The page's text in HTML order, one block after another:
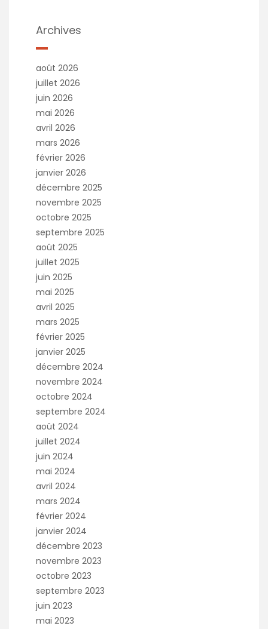
Archives
août 2026
juillet 2026
juin 2026
mai 2026
avril 2026
mars 2026
février 2026
janvier 2026
décembre 2025
novembre 2025
octobre 2025
septembre 2025
août 2025
juillet 2025
juin 2025
mai 2025
avril 2025
mars 2025
février 2025
janvier 2025
décembre 2024
novembre 2024
octobre 2024
septembre 2024
août 2024
juillet 2024
juin 2024
mai 2024
avril 2024
mars 2024
février 2024
janvier 2024
décembre 2023
novembre 2023
octobre 2023
septembre 2023
juin 2023
mai 2023